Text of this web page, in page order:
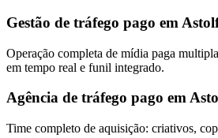
Gestão de tráfego pago em
Operação completa de mídia paga
em tempo real e funil integrado.
Agência de tráfego pago em
Time completo de aquisição: criativos,